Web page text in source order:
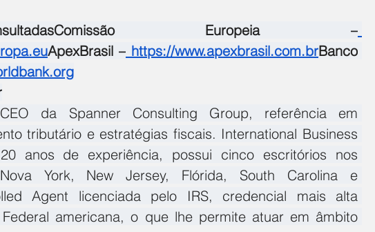
Europeia –
ApexBrasil – https://www.apexbrasil.com.brBanco
da Spanner Consulting Group, referência em
tributário e estratégias fiscais. International Business
anos de experiência, possui cinco escritórios nos
York, New Jersey, Flórida, South Carolina e
Agent licenciada pelo IRS, credencial mais alta
americana, o que lhe permite atuar em âmbito